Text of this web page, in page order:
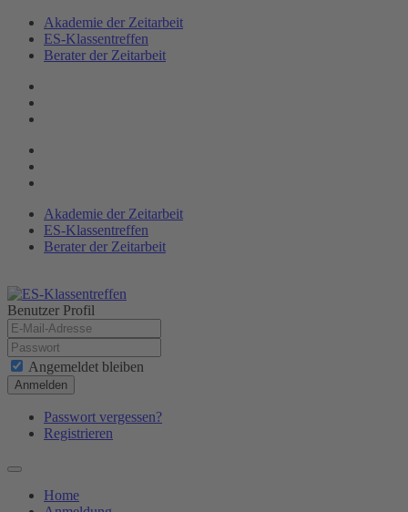
Akademie der Zeitarbeit
ES-Klassen­treffen
Berater der Zeitarbeit
Akademie der Zeitarbeit
ES-Klassentreffen
Berater der Zeitarbeit
Benutzer Profil
Angemeldet bleiben
Anmelden
Passwort vergessen?
Registrieren
Home